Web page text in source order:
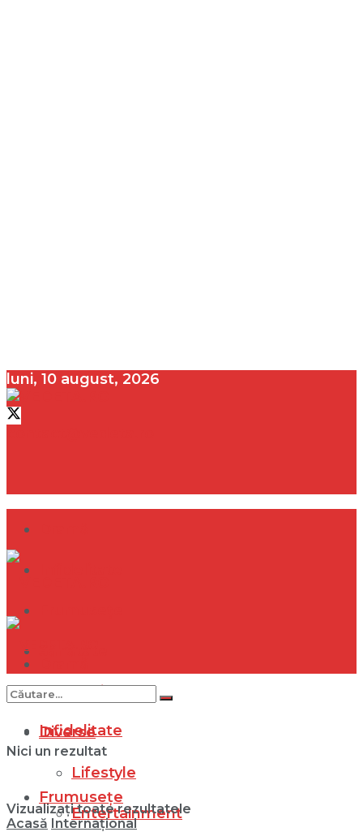
luni, 10 august, 2026
Internațional
Diverse
Lifestyle
Entertainment
Infidelitate
Frumusețe
Nici un rezultat
Vizualizați toate rezultatele
Acasă Internațional